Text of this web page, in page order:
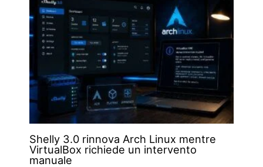
Shelly 3.0 rinnova Arch Linux mentre
VirtualBox richiede un intervento
manuale